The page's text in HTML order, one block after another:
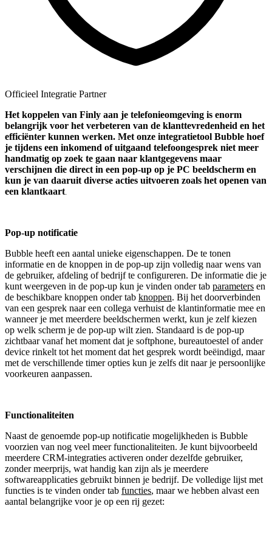
Officieel Integratie Partner
Het koppelen van Finly aan je telefonieomgeving is enorm
belangrijk voor het verbeteren van de klanttevredenheid en het
efficiënter kunnen werken. Met onze integratietool Bubble hoef
je tijdens een inkomend of uitgaand telefoongesprek niet meer
handmatig op zoek te gaan naar klantgegevens maar
verschijnen die direct in een pop-up op je PC beeldscherm en
kun je van daaruit diverse acties uitvoeren zoals het openen van
een klantkaart.
Pop-up notificatie
Bubble heeft een aantal unieke eigenschappen. De te tonen
informatie en de knoppen in de pop-up zijn volledig naar wens van
de gebruiker, afdeling of bedrijf te configureren. De informatie die je
kunt weergeven in de pop-up kun je vinden onder tab parameters en
de beschikbare knoppen onder tab knoppen. Bij het doorverbinden
van een gesprek naar een collega verhuist de klantinformatie mee en
wanneer je met meerdere beeldschermen werkt, kun je zelf kiezen
op welk scherm je de pop-up wilt zien. Standaard is de pop-up
zichtbaar vanaf het moment dat je softphone, bureautoestel of ander
device rinkelt tot het moment dat het gesprek wordt beëindigd, maar
met de verschillende timer opties kun je zelfs dit naar je persoonlijke
voorkeuren aanpassen.
Functionaliteiten
Naast de genoemde pop-up notificatie mogelijkheden is Bubble
voorzien van nog veel meer functionaliteiten. Je kunt bijvoorbeeld
meerdere CRM-integraties activeren onder dezelfde gebruiker,
zonder meerprijs, wat handig kan zijn als je meerdere
softwareapplicaties gebruikt binnen je bedrijf. De volledige lijst met
functies is te vinden onder tab functies, maar we hebben alvast een
aantal belangrijke voor je op een rij gezet: